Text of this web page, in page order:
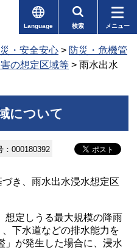
Language 検索 メニュー
・安全安心 > 防災・危機管
の想定区域等 > 雨水出水
について
：000180392
き、雨水出水浸水想定区
想定しうる最大規模の降雨
、下水道などの排水能力を
」が発生した場合に、浸水